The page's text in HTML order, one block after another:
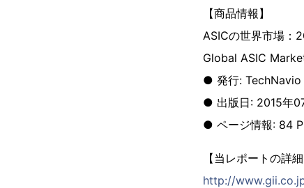
【商品情報】
ASICの世界市場：
Global ASIC
● 発行:
● 出版日: 2015年
● ページ情報: 84
【当レポートの詳細
http://